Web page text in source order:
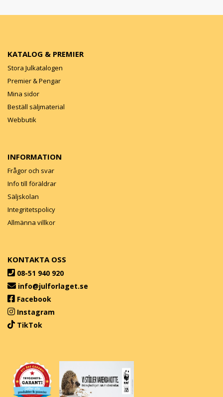
KATALOG & PREMIER
Stora Julkatalogen
Premier & Pengar
Mina sidor
Beställ säljmaterial
Webbutik
INFORMATION
Frågor och svar
Info till föräldrar
Säljskolan
Integritetspolicy
Allmänna villkor
KONTAKTA OSS
08-51 940 920
info@julforlaget.se
Facebook
Instagram
TikTok